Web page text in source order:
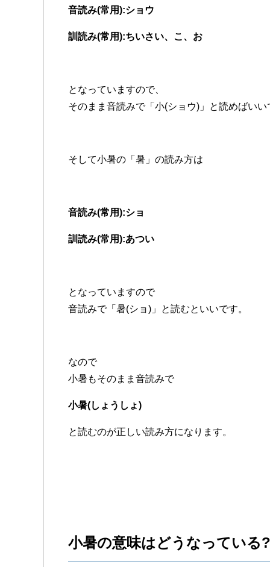
音読み(常用):ショウ
訓読み(常用):ちいさい、こ、お
となっていますので、
そのまま音読みで「小(ショウ)」と読めばいい
そして小暑の「暑」の読み方は
音読み(常用):ショ
訓読み(常用):あつい
となっていますので
音読みで「暑(ショ)」と読むといいです。
なので
小暑もそのまま音読みで
小暑(しょうしょ)
と読むのが正しい読み方になります。
小暑の意味はどうなっている?